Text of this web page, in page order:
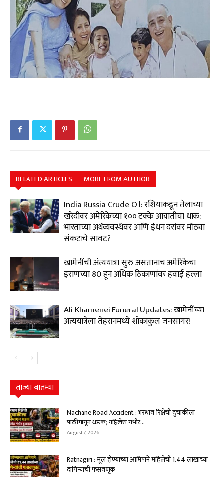
RELATED ARTICLES MORE FROM AUTHOR
India Russia Crude Oil: रशियाकडून तेलाच्या
खरेदीवर अमेरिकेच्या १०० टक्के आयातीचा धाक:
भारताच्या अर्थव्यवस्थेवर आणि इंधन दरांवर मोठ्या
संकटाचे सावट?
खामेनींची अंत्ययात्रा सुरु असतानाच अमेरिकेचा
इराणच्या 80 हून अधिक ठिकाणांवर हवाई हल्ला
Ali Khamenei Funeral Updates: खामेनींच्या
अंत्ययात्रेला तेहरानमध्ये शोकाकुल जनसागर!
ताज्या बातम्या
Nachane Road Accident : भरधाव रिक्षेची दुचाकीला
पाठीमागून धडक; महिलेस गंभीर...
August 7, 2026
Ratnagiri : मूल होण्याच्या आमिषाने महिलेची ₹1.44 लाखांच्या
दागिन्यांची फसवणूक